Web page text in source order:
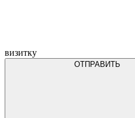
визитку
ОТПРАВИТЬ